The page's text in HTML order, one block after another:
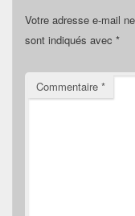
Votre adresse e-mail
sont indiqués avec *
Commentaire *